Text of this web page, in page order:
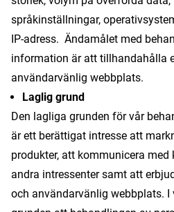
språkinställningar,
IP-adress. Ändamålet med
information är att tillhandahålla
användarvänlig webbplats.
Laglig grund
Den lagliga grunden för vår
är ett berättigat intresse att
produkter, att kommunicera med
andra intressenter samt att
och användarvänlig webbplats.